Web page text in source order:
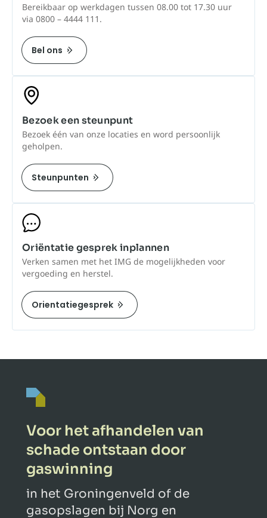
Bereikbaar op werkdagen tussen 08.00 tot 17.30 uur
via 0800 – 4444 111.
Bel ons
Bezoek een steunpunt
Bezoek één van onze locaties en word persoonlijk
geholpen.
Steunpunten
Oriëntatie gesprek inplannen
Verken samen met het IMG de mogelijkheden voor
vergoeding en herstel.
Orientatiegesprek
Voor het afhandelen van
schade ontstaan door
gaswinning
in het Groningenveld of de
gasopslagen bij Norg en